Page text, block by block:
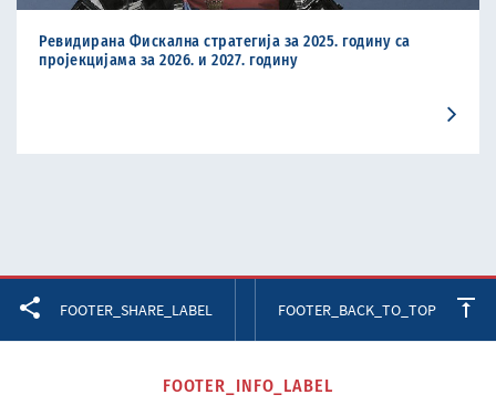
Ревидирана Фискална стратегија за 2025. годину са
пројекцијама за 2026. и 2027. годину
FOOTER_SHARE_LABEL FOOTER_BACK_TO_TOP
FOOTER_INFO_LABEL